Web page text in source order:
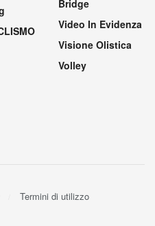
Bridge
Video In Evidenza
Visione Olistica
Volley
Termini di utilizzo